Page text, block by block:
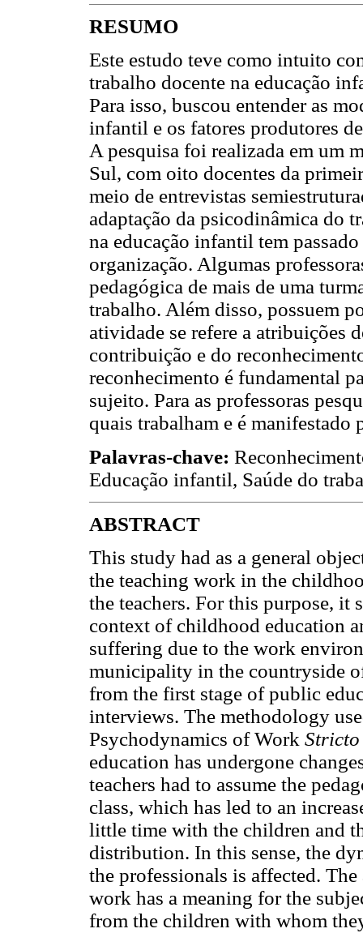
RESUMO
Este estudo teve como intuito
trabalho docente na educação
Para isso, buscou entender as
infantil e os fatores produtores
A pesquisa foi realizada em um
Sul, com oito docentes da
meio de entrevistas
adaptação da psicodinâmica do
na educação infantil tem
organização. Algumas
pedagógica de mais de uma
trabalho. Além disso, possuem
atividade se refere a atribuições
contribuição e do
reconhecimento é fundamental
sujeito. Para as professoras
quais trabalham e é manifestado
Palavras-chave:
Educação infantil, Saúde do
ABSTRACT
This study had as a general
the teaching work in the
the teachers. For this purpose, it
context of childhood education
suffering due to the work
municipality in the countryside
from the first stage of public
interviews. The methodology
Psychodynamics of Work Stricto
education has undergone
teachers had to assume the
class, which has led to an
little time with the children and
distribution. In this sense, the
the professionals is affected.
work has a meaning for the
from the children with whom